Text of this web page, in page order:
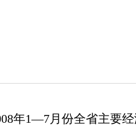
年1—7月份全省主要